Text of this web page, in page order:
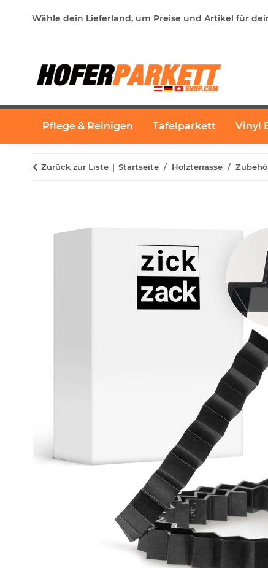
Wähle dein Lieferland, um Preise und Artikel für
Pflege & Reinigen Tafelparkett Vinyl
Zurück zur Liste Startseite Holzterrasse